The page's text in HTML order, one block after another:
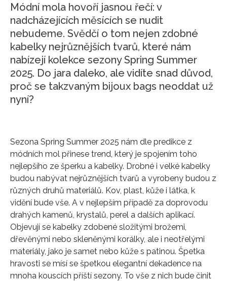
Módní mola hovoří jasnou řečí: v
nadcházejících měsících se nudit
nebudeme. Svědčí o tom nejen zdobné
kabelky nejrůznějších tvarů, které nám
nabízejí kolekce sezony Spring Summer
2025. Do jara daleko, ale vidíte snad důvod,
proč se takzvaným bijoux bags neoddat už
nyní?
Sezona Spring Summer 2025 nám dle predikce z
módních mol přinese trend, který je spojením toho
nejlepšího ze šperku a kabelky. Drobné i velké kabelky
budou nabývat nejrůznějších tvarů a vyrobeny budou z
různých druhů materiálů. Kov, plast, kůže i látka, k
vidění bude vše. A v nejlepším případě za doprovodu
drahých kamenů, krystalů, perel a dalších aplikací.
Objevují se kabelky zdobené složitými brožemi,
dřevěnými nebo skleněnými korálky, ale i neotřelými
materiály, jako je samet nebo kůže s patinou. Špetka
hravosti se mísí se špetkou elegantní dekadence na
mnoha kouscích příští sezony. To vše z nich bude činit